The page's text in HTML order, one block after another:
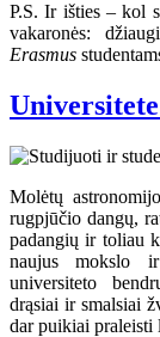
P.S. Ir išties – kol
vakaronės:
Erasmus
Molėtų
rugpjūčio dangų,
padangių ir toliau
naujus mokslo
universiteto
drąsiai ir smalsiai
dar puikiai praleisti